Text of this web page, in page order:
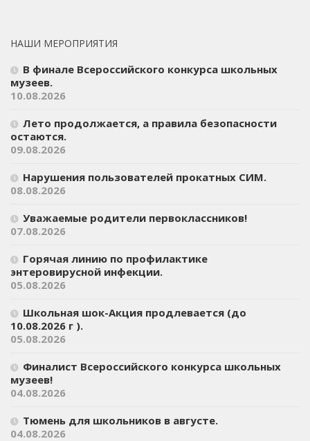
НАШИ МЕРОПРИЯТИЯ
В финале Всероссийского конкурса школьных
музеев.
10.08.2026
Лето продолжается, а правила безопасности
остаются.
09.08.2026
Нарушения пользователей прокатных СИМ.
08.08.2026
Уважаемые родители первоклассников!
07.08.2026
Горячая линию по профилактике
энтеровирусной инфекции.
05.08.2026
Школьная шок-Акция продлевается (до
10.08.2026 г ).
05.08.2026
Финалист Всероссийского конкурса школьных
музеев!
04.08.2026
Тюмень для школьников в августе.
04.08.2026